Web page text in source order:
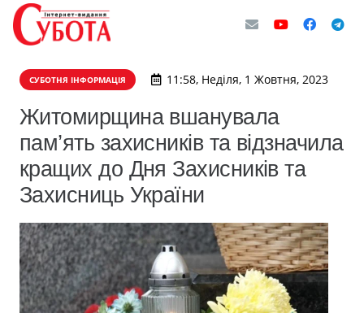
СУБОТНЯ ІНФОРМАЦІЯ 11:58, Неділя, 1 Жовтня, 2023
Житомирщина вшанувала
пам’ять захисників та відзначила
кращих до Дня Захисників та
Захисниць України